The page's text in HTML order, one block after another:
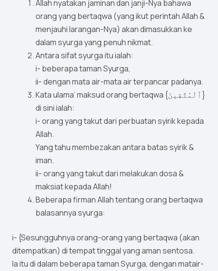
Allah nyatakan jaminan dan janji-Nya bahawa
orang yang bertaqwa (yang ikut perintah Allah &
menjauhi larangan-Nya) akan dimasukkan ke
dalam syurga yang penuh nikmat.
Antara sifat syurga itu ialah:
i- beberapa taman Syurga,
ii- dengan mata air-mata air terpancar padanya.
Kata ulama’ maksud orang bertaqwa {ٱلْمُتَّقِينَ}
di sini ialah:
i- orang yang takut dari perbuatan syirik kepada
Allah.
Yang tahu membezakan antara batas syirik &
iman.
ii- orang yang takut dari melakukan dosa &
maksiat kepada Allah!
Beberapa firman Allah tentang orang bertaqwa
balasannya syurga:
i- {Sesungguhnya orang-orang yang bertaqwa (akan
ditempatkan) di tempat tinggal yang aman sentosa.
Ia itu di dalam beberapa taman Syurga, dengan matair-